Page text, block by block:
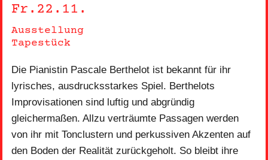
Fr.22.11.
Ausstellung
Tapestück
Die Pianistin Pascale Berthelot ist bekannt für ihr
lyrisches, ausdrucksstarkes Spiel. Berthelots
Improvisationen sind luftig und abgründig
gleichermaßen. Allzu verträumte Passagen werden
von ihr mit Tonclustern und perkussiven Akzenten auf
den Boden der Realität zurückgeholt. So bleibt ihre